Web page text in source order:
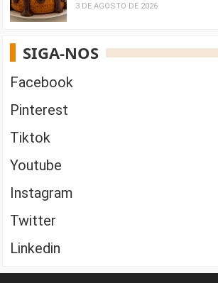
3 DE AGOSTO DE 2026
SIGA-NOS
Facebook
Pinterest
Tiktok
Youtube
Instagram
Twitter
Linkedin